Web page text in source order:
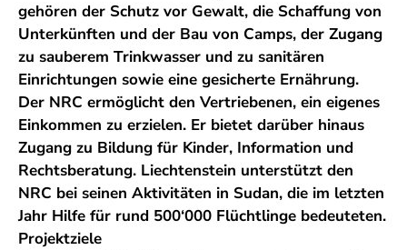
gehören der Schutz vor Gewalt, die Schaffung von
Unterkünften und der Bau von Camps, der Zugang
zu sauberem Trinkwasser und zu sanitären
Einrichtungen sowie eine gesicherte Ernährung.
Der NRC ermöglicht den Vertriebenen, ein eigenes
Einkommen zu erzielen. Er bietet darüber hinaus
Zugang zu Bildung für Kinder, Information und
Rechtsberatung. Liechtenstein unterstützt den
NRC bei seinen Aktivitäten in Sudan, die im letzten
Jahr Hilfe für rund 500‘000 Flüchtlinge bedeuteten.
Projektziele